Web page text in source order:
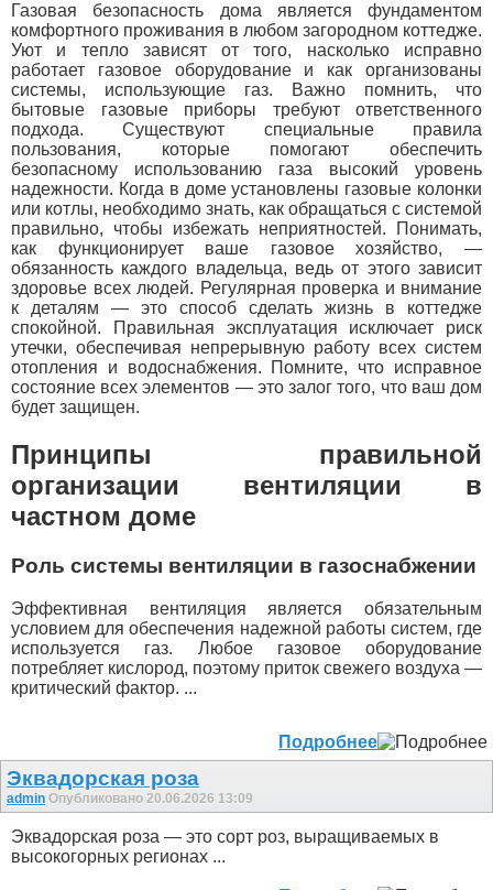
Газовая безопасность дома является фундаментом
комфортного проживания в любом загородном коттедже.
Уют и тепло зависят от того, насколько исправно
работает газовое оборудование и как организованы
системы, использующие газ. Важно помнить, что
бытовые газовые приборы требуют ответственного
подхода. Существуют специальные правила
пользования, которые помогают обеспечить
безопасному использованию газа высокий уровень
надежности. Когда в доме установлены газовые колонки
или котлы, необходимо знать, как обращаться с системой
правильно, чтобы избежать неприятностей. Понимать,
как функционирует ваше газовое хозяйство, —
обязанность каждого владельца, ведь от этого зависит
здоровье всех людей. Регулярная проверка и внимание
к деталям — это способ сделать жизнь в коттедже
спокойной. Правильная эксплуатация исключает риск
утечки, обеспечивая непрерывную работу всех систем
отопления и водоснабжения. Помните, что исправное
состояние всех элементов — это залог того, что ваш дом
будет защищен.
Принципы правильной
организации вентиляции в
частном доме
Роль системы вентиляции в газоснабжении
Эффективная вентиляция является обязательным
условием для обеспечения надежной работы систем, где
используется газ. Любое газовое оборудование
потребляет кислород, поэтому приток свежего воздуха —
критический фактор. ...
Подробнее
Эквадорская роза
admin Опубликовано 20.06.2026 13:09
Эквадорская роза — это сорт роз, выращиваемых в
высокогорных регионах ...